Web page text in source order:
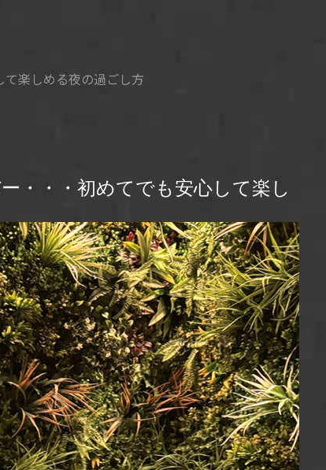
楽しめる夜の過ごし方
・・・初めてでも安心して楽し